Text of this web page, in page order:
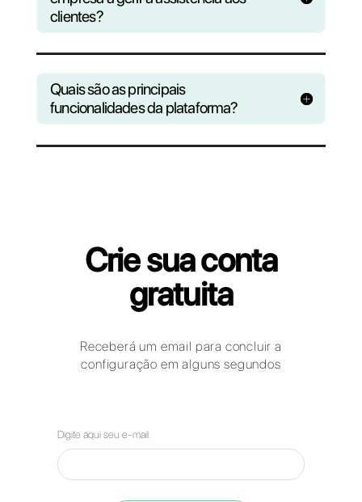
Perguntas?
Callbellpode fazer
ajudar sua empresa
Consulte nossas F.A.Q ou registre-se
nosso webinar semanal
Callbell para Clínicas Médicas
Como podem as empresas do setor
da hospitalar usar o WhatsApp
comunicar com os seus clientes?